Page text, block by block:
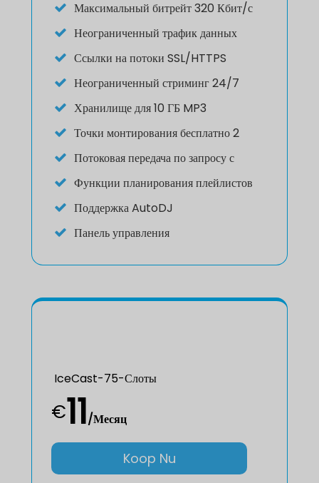
Максимальный битрейт 320 Кбит/с
Неограниченный трафик данных
Ссылки на потоки SSL/HTTPS
Неограниченный стриминг 24/7
Хранилище для 10 ГБ MP3
Точки монтирования бесплатно 2
Потоковая передача по запросу с
Функции планирования плейлистов
Поддержка AutoDJ
Панель управления
IceCast-75-Слоты
€11/Месяц
Koop Nu